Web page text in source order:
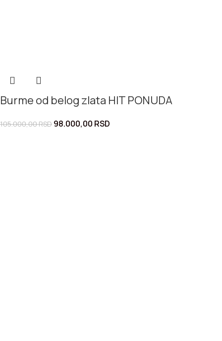
Burme od belog zlata HIT PONUDA
105.000,00RSD 98.000,00 RSD